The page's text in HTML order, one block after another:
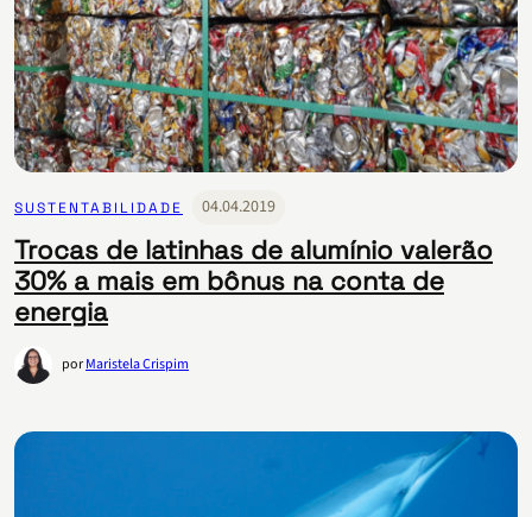
SUSTENTABILIDADE 04.04.2019
Trocas de latinhas de alumínio valerão
30% a mais em bônus na conta de
energia
porMaristela Crispim